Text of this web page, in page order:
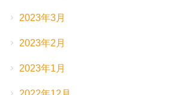
2023年3月
2023年2月
2023年1月